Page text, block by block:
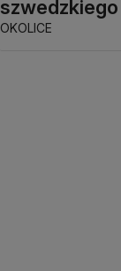
szwedzkiego
OKOLICE